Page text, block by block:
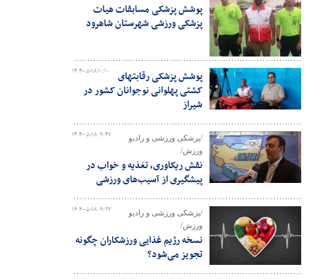
پوشش پزشکی مسابقات هیات
پزشکی ورزشی شهرستان شاهرود
۱۴۰۴-۰۵-۱۸ ۱۰:۱۰
پوشش پزشکی رقابتهای
کشتی پهلوانی نوجوانان کشور در
شیراز
۱۴۰۴-۰۵-۱۸ ۰۹:۴۷
/پزشکی ورزشی و رادیو
ورزش/
نقش ریکاوری، تغذیه و خواب در
پیشگیری از آسیب‌‎های ورزشی
۱۴۰۴-۰۵-۱۸ ۰۹:۲۷
/پزشکی ورزشی و رادیو
ورزش/
نسخه رژیم غذایی ورزشکاران چگونه
تجویز می‌شود؟